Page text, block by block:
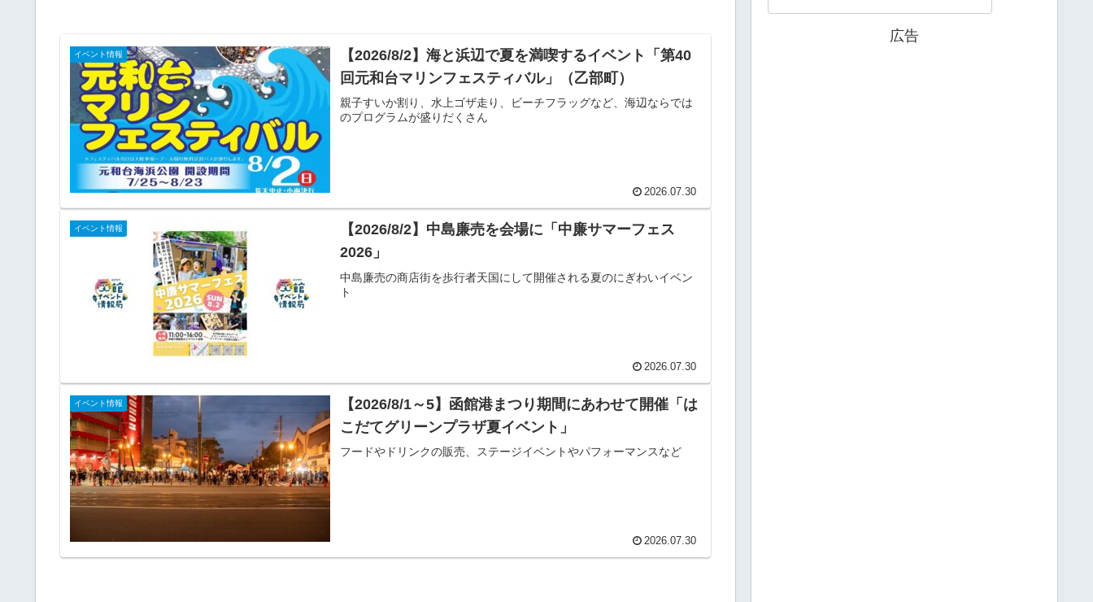
イベント情報
【2026/8/2】海と浜辺で夏を満喫するイベント「第40
回元和台マリンフェスティバル」（乙部町）
親子すいか割り、水上ゴザ走り、ビーチフラッグなど、海辺ならでは
のプログラムが盛りだくさん
2026.07.30
イベント情報
【2026/8/2】中島廉売を会場に「中廉サマーフェス
2026」
中島廉売の商店街を歩行者天国にして開催される夏のにぎわいイベン
ト
2026.07.30
イベント情報
【2026/8/1～5】函館港まつり期間にあわせて開催「は
こだてグリーンプラザ夏イベント」
フードやドリンクの販売、ステージイベントやパフォーマンスなど
2026.07.30
広告